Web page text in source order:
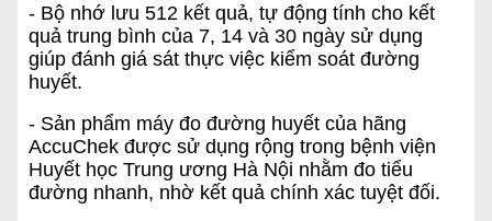
- Bộ nhớ lưu 512 kết quả, tự động tính cho kết
quả trung bình của 7, 14 và 30 ngày sử dụng
giúp đánh giá sát thực việc kiểm soát đường
huyết.
- Sản phẩm máy đo đường huyết của hãng
AccuChek được sử dụng rộng trong bệnh viện
Huyết học Trung ương Hà Nội nhằm đo tiểu
đường nhanh, nhờ kết quả chính xác tuyệt đối.